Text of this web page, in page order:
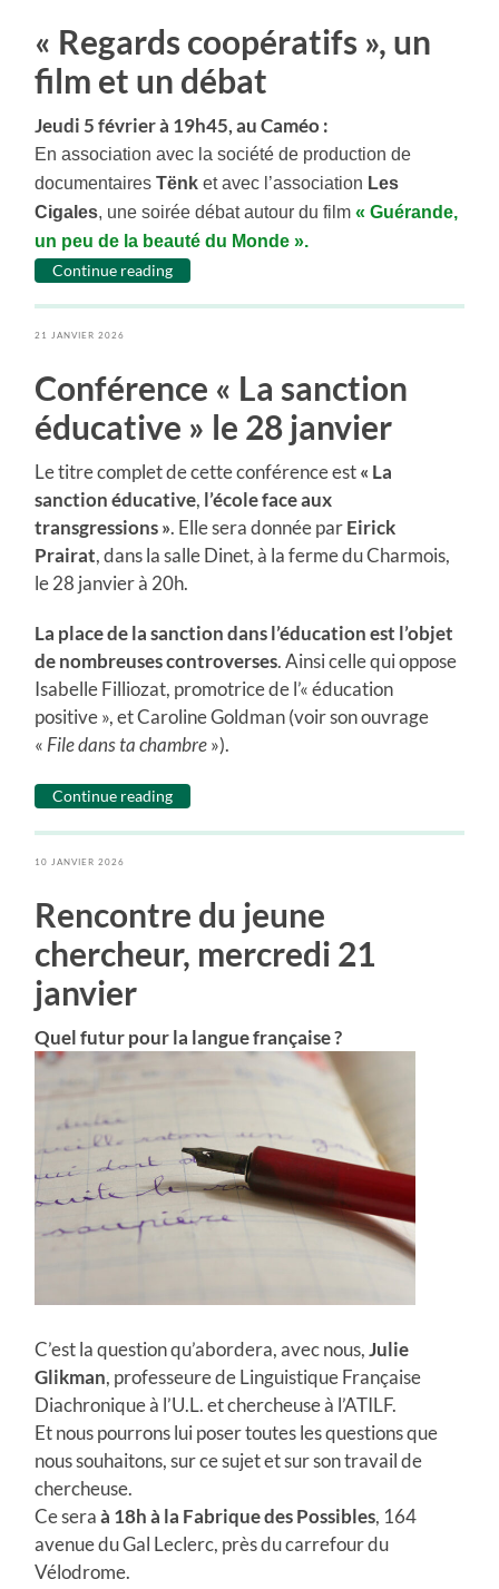
« Regards coopératifs », un
film et un débat
Jeudi 5 février à 19h45, au Caméo :
En association avec la société de production de
documentairesTënk et avec l’association Les
Cigales, une soirée débat autour du film«Guérande,
un peu de la beauté du Monde ».
Continue reading
21 JANVIER 2026
Conférence « La sanction
éducative » le 28 janvier
Le titre complet de cette conférence est« La
sanction éducative, l’école face aux
transgressions ». Elle sera donnée parEirick
Prairat, dans la salle Dinet, à la ferme du Charmois,
le 28 janvier à 20h.
La place de la sanction dans l’éducation est l’objet
de nombreuses controverses. Ainsi celle qui oppose
Isabelle Filliozat, promotrice de l’« éducation
positive », et Caroline Goldman (voir son ouvrage
« File dans ta chambre»).
Continue reading
10 JANVIER 2026
Rencontre du jeune
chercheur, mercredi 21
janvier
Quel futur pour la langue française ?
C’est la question qu’abordera, avec nous,Julie
Glikman, professeure de Linguistique Française
Diachronique à l’U.L. et chercheuse à l’ATILF.
Et nous pourrons lui poser toutes les questions que
nous souhaitons, sur ce sujet et sur son travail de
chercheuse.
Ce seraà 18h à la Fabrique desPossibles, 164
avenue du Gal Leclerc, près du carrefour du
Vélodrome.